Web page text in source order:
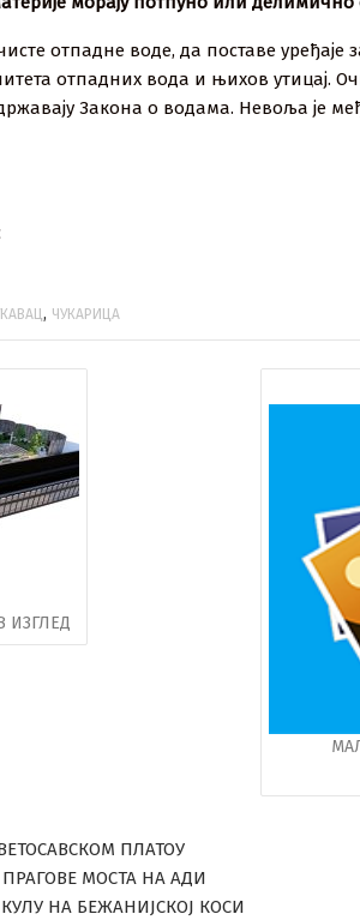
отпадне воде, да поставе
отпадних вода и њихов утицај.
Закона о водама. Невоља је
, ЧУКАРИЦА
ИЗГЛЕД
ПЛАТОУ
МОСТА НА АДИ
НА БЕЖАНИЈСКОЈ КОСИ